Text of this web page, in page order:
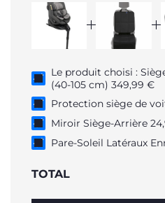
Le produit choisi :
(40-105 cm) 349,99 €
Protection siège de
Miroir Siège-Arrière
Pare-Soleil Latéraux
TOTAL